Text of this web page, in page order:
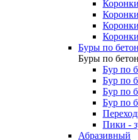
Буры по
Буры по
Бур по
Бур по
Бур по
Бур по
Пики -
Абразивный